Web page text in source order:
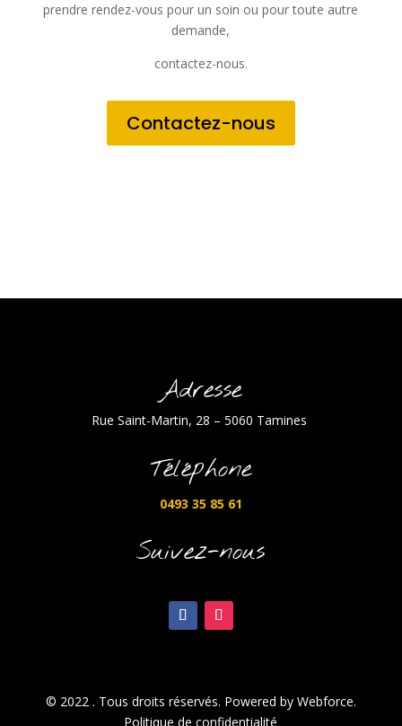
prendre rendez-vous pour un soin ou pour toute autre
demande,
contactez-nous.
Contactez-nous
Adresse
Rue Saint-Martin, 28 – 5060 Tamines
Téléphone
0493 35 85 61
Suivez-nous
© 2022 . Tous droits réservés. Powered by Webforce.
Politique de confidentialité